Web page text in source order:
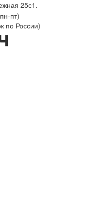
25с1.
пт)
по России)